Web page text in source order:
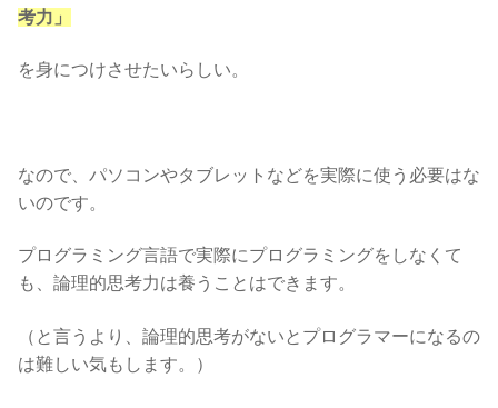
考力」
を身につけさせたいらしい。
なので、パソコンやタブレットなどを実際に使う必要はな
いのです。
プログラミング言語で実際にプログラミングをしなくて
も、論理的思考力は養うことはできます。
（と言うより、論理的思考がないとプログラマーになるの
は難しい気もします。）